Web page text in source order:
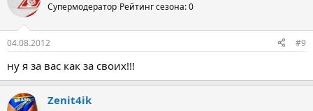
Супермодератор Рейтинг сезона: 0
04.08.2012 #9
ну я за вас как за своих!!!
Zenit4ik